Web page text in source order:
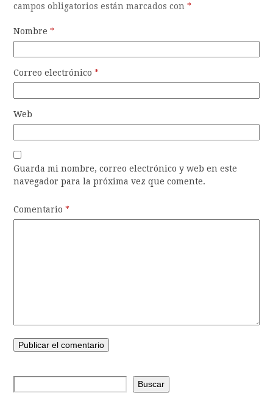
campos obligatorios están marcados con*
Nombre*
Correo electrónico*
Web
Guarda mi nombre, correo electrónico y web en este
navegador para la próxima vez que comente.
Comentario*
Buscar